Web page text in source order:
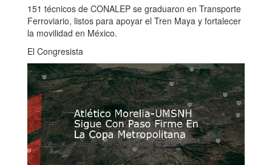
151 técnicos de CONALEP se graduaron en Transporte
Ferroviario, listos para apoyar el Tren Maya y fortalecer
la movilidad en México.
El Congresista